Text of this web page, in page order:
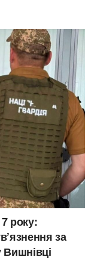
року:
за
Вишнівці